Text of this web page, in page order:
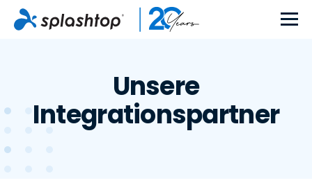
Unsere
Integrationspartner